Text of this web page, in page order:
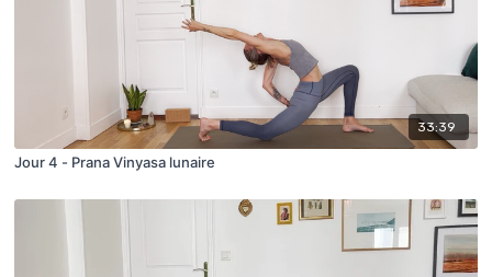
33:39
Jour 4 - Prana Vinyasa lunaire